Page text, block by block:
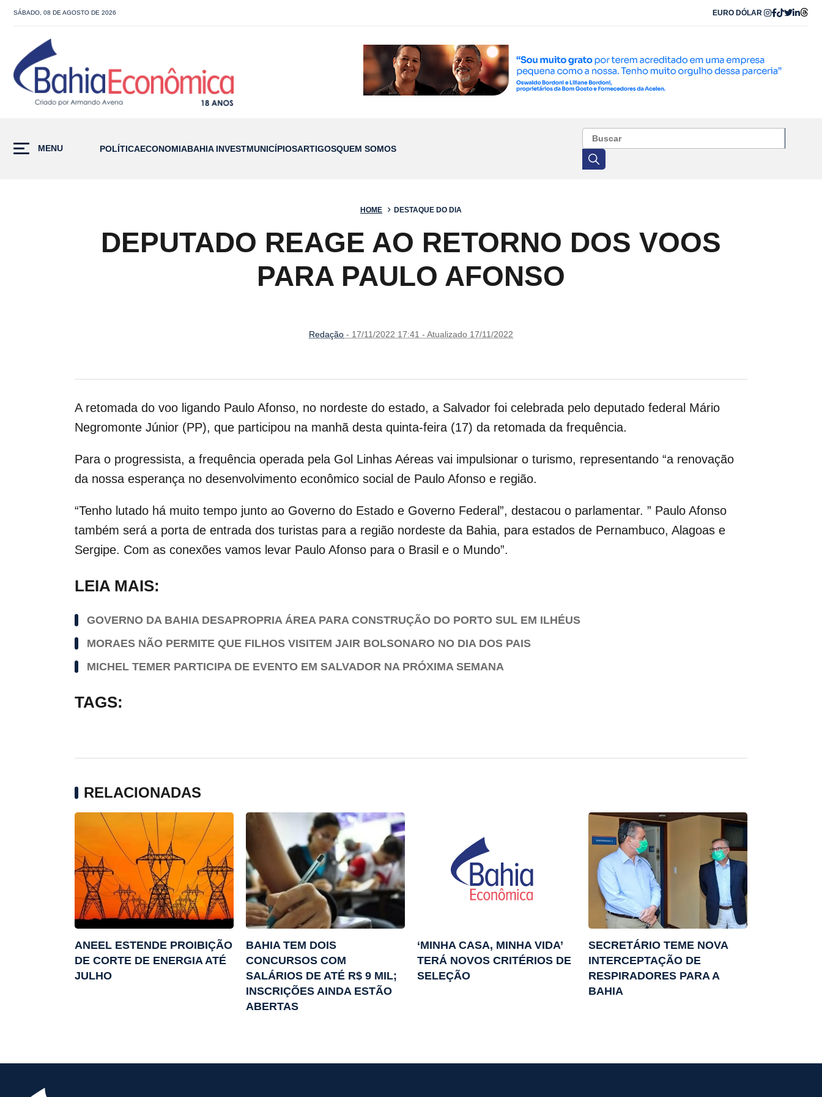
SÁBADO, 08 DE AGOSTO DE 2026 EURO DÓLAR
MENU POLÍTICAECONOMIABAHIA INVESTMUNICÍPIOSARTIGOSQUEM SOMOS
HOME DESTAQUE DO DIA
DEPUTADO REAGE AO RETORNO DOS VOOS
PARA PAULO AFONSO
Redação - 17/11/2022 17:41 - Atualizado 17/11/2022
A retomada do voo ligando Paulo Afonso, no nordeste do estado, a Salvador foi celebrada pelo deputado federal Mário
Negromonte Júnior (PP), que participou na manhã desta quinta-feira (17) da retomada da frequência.
Para o progressista, a frequência operada pela Gol Linhas Aéreas vai impulsionar o turismo, representando “a renovação
da nossa esperança no desenvolvimento econômico social de Paulo Afonso e região.
“Tenho lutado há muito tempo junto ao Governo do Estado e Governo Federal”, destacou o parlamentar. ” Paulo Afonso
também será a porta de entrada dos turistas para a região nordeste da Bahia, para estados de Pernambuco, Alagoas e
Sergipe. Com as conexões vamos levar Paulo Afonso para o Brasil e o Mundo”.
LEIA MAIS:
GOVERNO DA BAHIA DESAPROPRIA ÁREA PARA CONSTRUÇÃO DO PORTO SUL EM ILHÉUS
MORAES NÃO PERMITE QUE FILHOS VISITEM JAIR BOLSONARO NO DIA DOS PAIS
MICHEL TEMER PARTICIPA DE EVENTO EM SALVADOR NA PRÓXIMA SEMANA
TAGS:
RELACIONADAS
ANEEL ESTENDE PROIBIÇÃO
DE CORTE DE ENERGIA ATÉ
JULHO
BAHIA TEM DOIS
CONCURSOS COM
SALÁRIOS DE ATÉ R$ 9 MIL;
INSCRIÇÕES AINDA ESTÃO
ABERTAS
‘MINHA CASA, MINHA VIDA’
TERÁ NOVOS CRITÉRIOS DE
SELEÇÃO
SECRETÁRIO TEME NOVA
INTERCEPTAÇÃO DE
RESPIRADORES PARA A
BAHIA